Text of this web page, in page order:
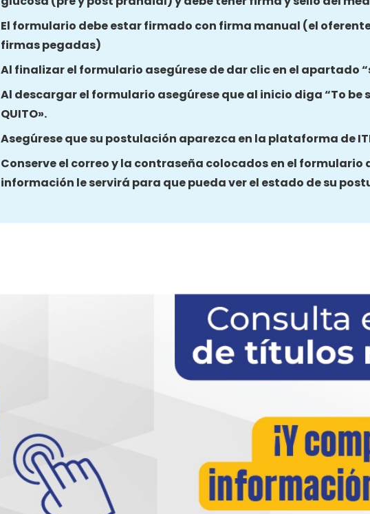
El formulario debe estar firmado con firma manual (el
firmas pegadas)
Al finalizar el formulario asegúrese de dar clic en el apartado
Al descargar el formulario asegúrese que al inicio diga “To
QUITO».
Asegúrese que su postulación aparezca en la plataforma de
Conserve el correo y la contraseña colocados en el formulario
información le servirá para que pueda ver el estado de su